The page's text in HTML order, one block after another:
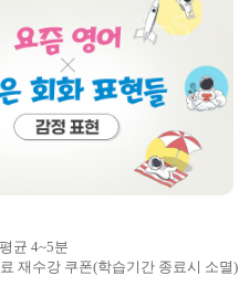
균 4~5분
재수강 쿠폰(학습기간 종료시 소멸)